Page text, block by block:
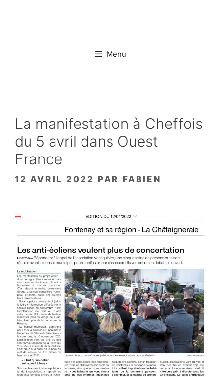
Menu
La manifestation à Cheffois
du 5 avril dans Ouest
France
12 AVRIL 2022 PAR FABIEN